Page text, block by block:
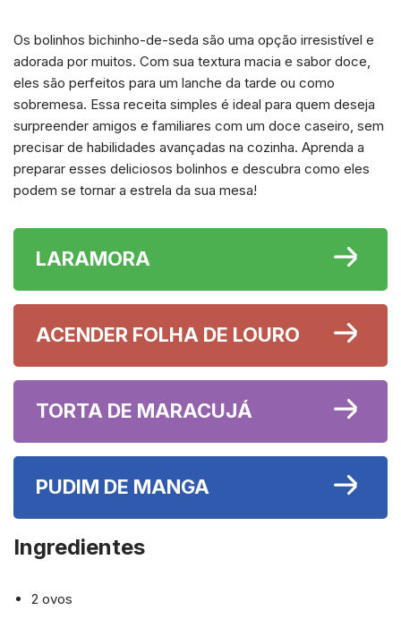
Os bolinhos bichinho-de-seda são uma opção irresistível e
adorada por muitos. Com sua textura macia e sabor doce,
eles são perfeitos para um lanche da tarde ou como
sobremesa. Essa receita simples é ideal para quem deseja
surpreender amigos e familiares com um doce caseiro, sem
precisar de habilidades avançadas na cozinha. Aprenda a
preparar esses deliciosos bolinhos e descubra como eles
podem se tornar a estrela da sua mesa!
LARAMORA
ACENDER FOLHA DE LOURO
TORTA DE MARACUJÁ
PUDIM DE MANGA
Ingredientes
2 ovos